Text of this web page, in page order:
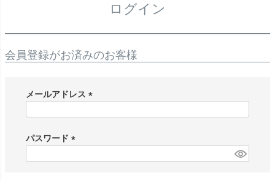
ログイン
会員登録がお済みのお客様
メールアドレス
)
パスワード